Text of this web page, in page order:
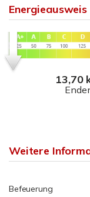
13,70
Weitere
Befeuerung